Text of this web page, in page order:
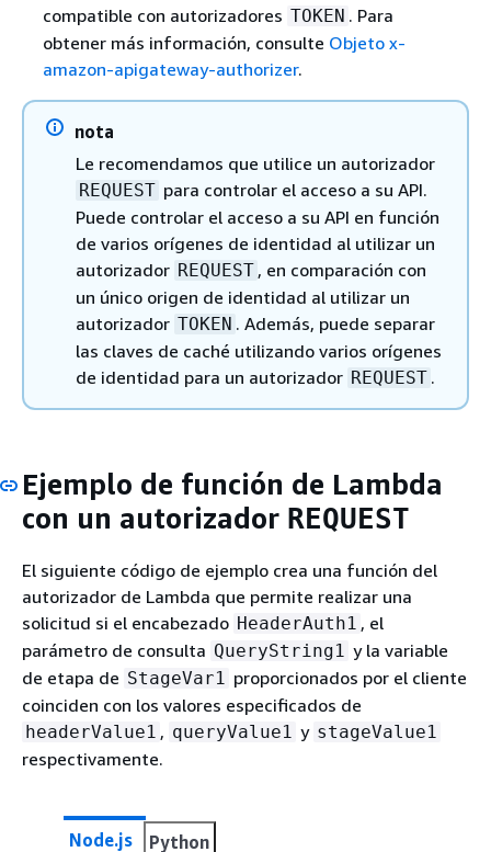
compatible con autorizadores TOKEN . Para
obtener más información, consulte Objeto x-
amazon-apigateway-authorizer.
nota
Le recomendamos que utilice un autorizador
REQUEST para controlar el acceso a su API.
Puede controlar el acceso a su API en función
de varios orígenes de identidad al utilizar un
autorizador REQUEST , en comparación con
un único origen de identidad al utilizar un
autorizador TOKEN . Además, puede separar
las claves de caché utilizando varios orígenes
de identidad para un autorizador REQUEST .
Ejemplo de función de Lambda
con un autorizador REQUEST
El siguiente código de ejemplo crea una función del
autorizador de Lambda que permite realizar una
solicitud si el encabezado HeaderAuth1 , el
parámetro de consulta QueryString1 y la variable
de etapa de StageVar1 proporcionados por el cliente
coinciden con los valores especificados de
headerValue1 , queryValue1 y stageValue1
respectivamente.
Node.js Python